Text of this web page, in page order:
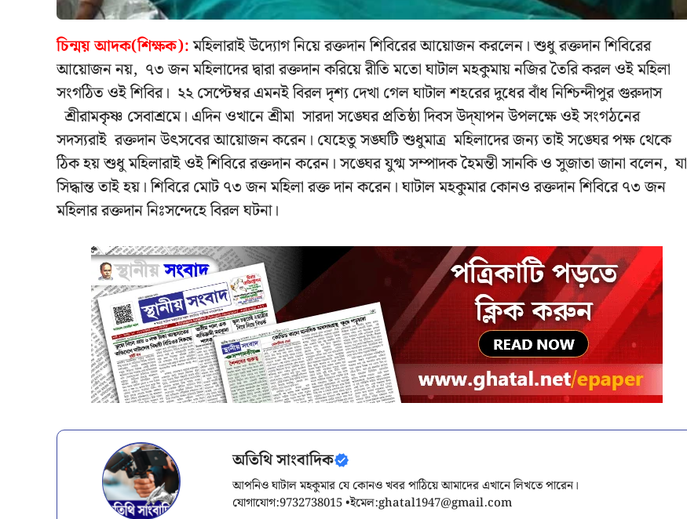
চিন্ময় আদক(শিক্ষক):মহিলারাই উদ্যোগ নিয়ে রক্তদান শিবিরের আয়োজন করলেন। শুধু রক্তদান শিবিরের
আয়োজন নয়, ৭৩ জন মহিলাদের দ্বারা রক্তদান করিয়ে রীতি মতো ঘাটাল মহকুমায় নজির তৈরি করল ওই মহিলা
সংগঠিত ওই শিবির। ২২ সেপ্টেম্বর এমনই বিরল দৃশ্য দেখা গেল ঘাটাল শহরের দুধের বাঁধ নিশ্চিন্দীপুর গুরুদাস
শ্রীরামকৃষ্ণ সেবাশ্রমে। এদিন ওখানে শ্রীমা সারদা সঙ্ঘের প্রতিষ্ঠা দিবস উদ্‌যাপন উপলক্ষে ওই সংগঠনের
সদস্যরাই রক্তদান উৎসবের আয়োজন করেন। যেহেতু সঙ্ঘটি শুধুমাত্র মহিলাদের জন্য তাই সঙ্ঘের পক্ষ থেকে
ঠিক হয় শুধু মহিলারাই ওই শিবিরে রক্তদান করেন। সঙ্ঘের যুগ্ম সম্পাদক হৈমন্তী সানকি ও সুজাতা জানা বলেন, যা
সিদ্ধান্ত তাই হয়। শিবিরে মোট ৭৩ জন মহিলা রক্ত দান করেন। ঘাটাল মহকুমার কোনও রক্তদান শিবিরে ৭৩ জন
মহিলার রক্তদান নিঃসন্দেহে বিরল ঘটনা।
অতিথি সাংবাদিক
আপনিও ঘাটাল মহকুমার যে কোনও খবর পাঠিয়ে আমাদের এখানে লিখতে পারেন।
যোগাযোগ:9732738015 •ইমেল:ghatal1947@gmail.com